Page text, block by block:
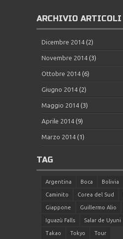
ARCHIVIO ARTICOLI
Dicembre 2014 (2)
Novembre 2014 (3)
Ottobre 2014 (6)
Giugno 2014 (2)
Maggio 2014 (3)
Aprile 2014 (9)
Marzo 2014 (1)
TAG
Argentina Boca Bolivia
Caminito Corea del Sud
Giappone Guillermo Alio
Iguazù Falls Salar de Uyuni
Takao Tokyo Tour